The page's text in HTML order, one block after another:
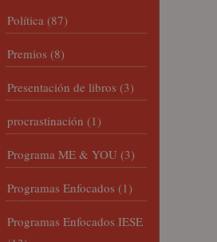
Política (87)
Premios (8)
Presentación de libros (3)
procrastinación (1)
Programa ME & YOU (3)
Programas Enfocados (1)
Programas Enfocados IESE